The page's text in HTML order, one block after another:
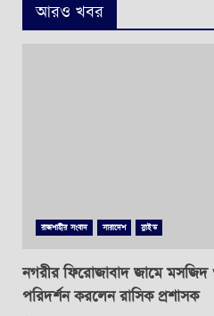
আরও খবর
রাজশাহীর সংবাদ সারাদেশ স্লাইড
নগরীর ফিরোজাবাদ জামে মসজিদ
পরিদর্শন করলেন রাসিক প্রশাসক